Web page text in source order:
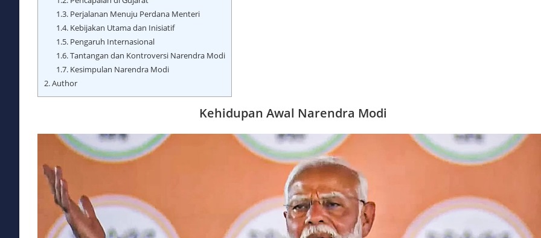
1.3.Perjalanan Menuju Perdana Menteri
1.4.Kebijakan Utama dan Inisiatif
1.5.Pengaruh Internasional
1.6.Tantangan dan Kontroversi Narendra Modi
1.7.Kesimpulan Narendra Modi
2.Author
Kehidupan Awal Narendra Modi